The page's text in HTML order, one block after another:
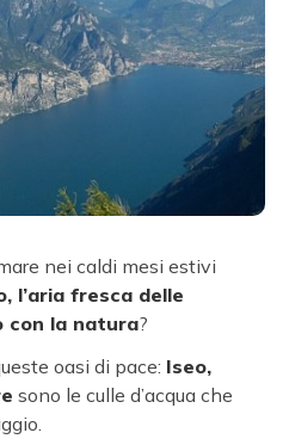
nei caldi mesi estivi
l’aria fresca delle
con la natura?
oasi di pace: Iseo,
sono le culle d’acqua che